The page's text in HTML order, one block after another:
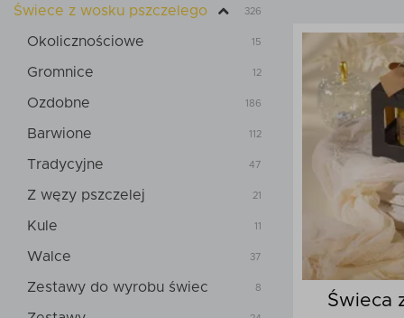
Świece z wosku pszczelego 326
Okolicznościowe 15
Gromnice 12
Ozdobne 186
Barwione 112
Tradycyjne 47
Z węzy pszczelej 21
Kule 11
Walce 37
Zestawy do wyrobu świec 8
Świeca